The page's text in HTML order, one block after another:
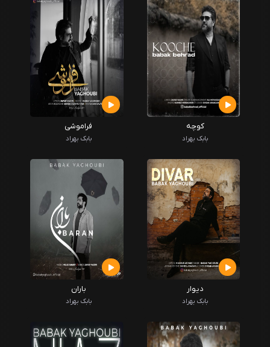
کوچه
بابک بهراد
فراموشی
بابک بهراد
دیوار
بابک بهراد
باران
بابک بهراد